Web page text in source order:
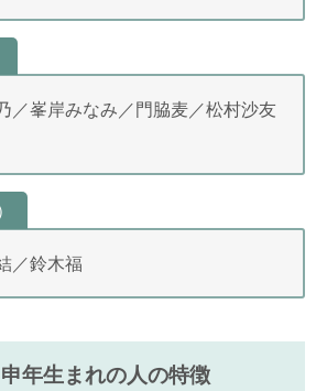
／峯岸みなみ／門脇麦／松村沙友
／鈴木福
年生まれの人の特徴